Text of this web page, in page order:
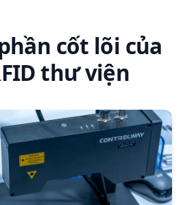
cốt lõi của
thư viện